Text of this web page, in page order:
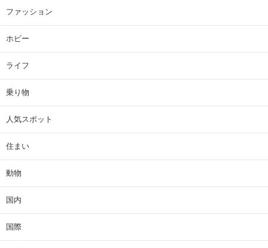
ファッション
ホビー
ライフ
乗り物
人気スポット
住まい
動物
国内
国際